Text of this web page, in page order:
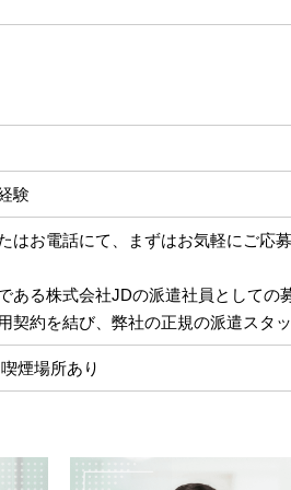
験
はお電話にて、まずはお気軽にご応募
ある株式会社JDの派遣社員としての
契約を結び、弊社の正規の派遣スタ
煙場所あり